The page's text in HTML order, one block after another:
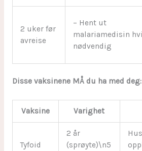
2 uker før
avreise
– Hent ut
malariamedisin
nødvendig
Disse vaksinene MÅ du ha med deg:
Vaksine Varighet
Tyfoid
2 år
(sprøyte)\n5